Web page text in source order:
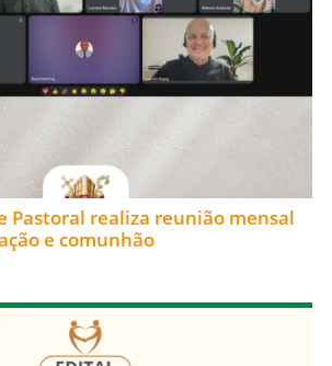
Pastoral realiza reunião mensal
e comunhão